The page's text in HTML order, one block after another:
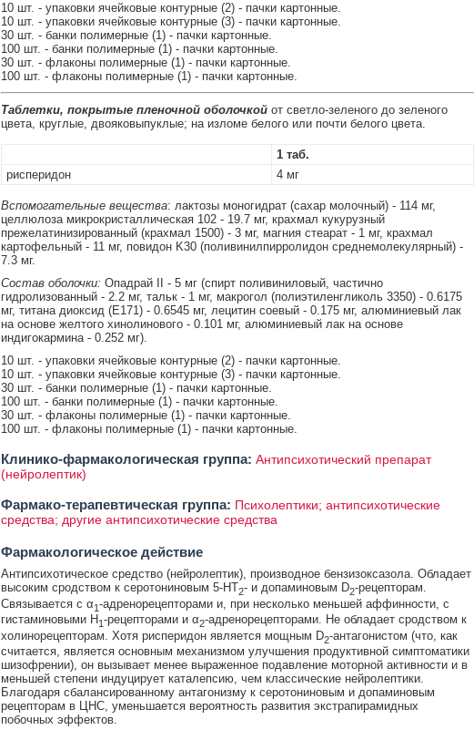
10 шт. - упаковки ячейковые контурные (2) - пачки картонные.
10 шт. - упаковки ячейковые контурные (3) - пачки картонные.
30 шт. - банки полимерные (1) - пачки картонные.
100 шт. - банки полимерные (1) - пачки картонные.
30 шт. - флаконы полимерные (1) - пачки картонные.
100 шт. - флаконы полимерные (1) - пачки картонные.
Таблетки, покрытые пленочной оболочкойот светло-зеленого до зеленого
цвета, круглые, двояковыпуклые; на изломе белого или почти белого цвета.
1 таб.
рисперидон
4 мг
Вспомогательные вещества: лактозы моногидрат (сахар молочный) - 114 мг,
целлюлоза микрокристаллическая 102 - 19.7 мг, крахмал кукурузный
прежелатинизированный (крахмал 1500) - 3 мг, магния стеарат - 1 мг, крахмал
картофельный - 11 мг, повидон K30 (поливинилпирролидон среднемолекулярный) -
7.3 мг.
Состав оболочки: Опадрай II - 5 мг (спирт поливиниловый, частично
гидролизованный - 2.2 мг, тальк - 1 мг, макрогол (полиэтиленгликоль 3350) - 0.6175
мг, титана диоксид (E171) - 0.6545 мг, лецитин соевый - 0.175 мг, алюминиевый лак
на основе желтого хинолинового - 0.101 мг, алюминиевый лак на основе
индигокармина - 0.252 мг).
10 шт. - упаковки ячейковые контурные (2) - пачки картонные.
10 шт. - упаковки ячейковые контурные (3) - пачки картонные.
30 шт. - банки полимерные (1) - пачки картонные.
100 шт. - банки полимерные (1) - пачки картонные.
30 шт. - флаконы полимерные (1) - пачки картонные.
100 шт. - флаконы полимерные (1) - пачки картонные.
Клинико-фармакологическая группа: Антипсихотический препарат
(нейролептик)
Фармако-терапевтическая группа: Психолептики; антипсихотические
средства; другие антипсихотические средства
Фармакологическое действие
Антипсихотическое средство (нейролептик), производное бензизоксазола. Обладает
высоким сродством к серотониновым 5-HT2- и допаминовым D2-рецепторам.
Связывается с α1-адренорецепторами и, при несколько меньшей аффинности, с
гистаминовыми H1-рецепторами и α2-адренорецепторами. Не обладает сродством к
холинорецепторам. Хотя рисперидон является мощным D2-антагонистом (что, как
считается, является основным механизмом улучшения продуктивной симптоматики
шизофрении), он вызывает менее выраженное подавление моторной активности и в
меньшей степени индуцирует каталепсию, чем классические нейролептики.
Благодаря сбалансированному антагонизму к серотониновым и допаминовым
рецепторам в ЦНС, уменьшается вероятность развития экстрапирамидных
побочных эффектов.